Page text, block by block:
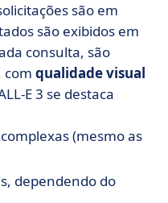
são em
são exibidos em
consulta, são
com qualidade visual
E 3 se destaca
(mesmo as
dependendo do